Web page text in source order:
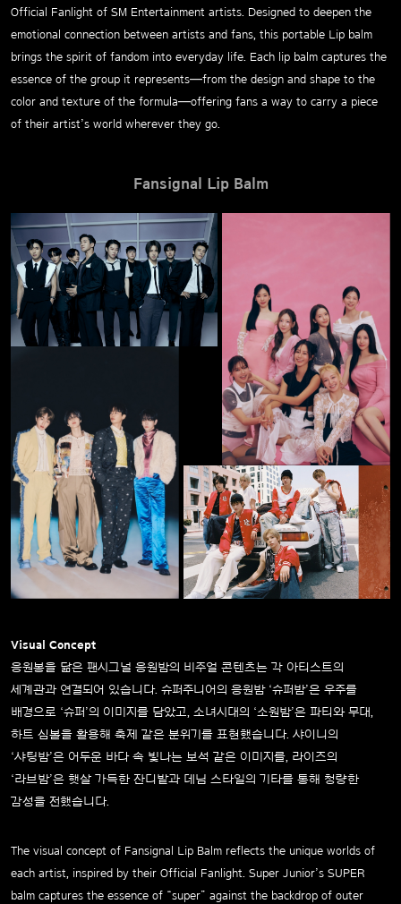
Official Fanlight of SM Entertainment artists. Designed to deepen the
emotional connection between artists and fans, this portable Lip balm
brings the spirit of fandom into everyday life. Each lip balm captures the
essence of the group it represents—from the design and shape to the
color and texture of the formula—offering fans a way to carry a piece
of their artist’s world wherever they go.
Fansignal Lip Balm
Visual Concept
응원봉을 닮은 팬시그널 응원밤의 비주얼 콘텐츠는 각 아티스트의
세계관과 연결되어 있습니다. 슈퍼주니어의 응원밤 ‘슈퍼밤’은 우주를
배경으로 ‘슈퍼’의 이미지를 담았고, 소녀시대의 ‘소원밤’은 파티와 무대,
하트 심볼을 활용해 축제 같은 분위기를 표현했습니다. 샤이니의
‘샤팅밤’은 어두운 바다 속 빛나는 보석 같은 이미지를, 라이즈의
‘라브밤’은 햇살 가득한 잔디밭과 데님 스타일의 기타를 통해 청량한
감성을 전했습니다.
The visual concept of Fansignal Lip Balm reflects the unique worlds of
each artist, inspired by their Official Fanlight. Super Junior’s SUPER
balm captures the essence of “super” against the backdrop of outer